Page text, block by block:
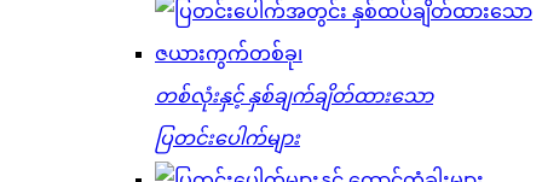
တစ်လုံးနှင့် နှစ်ချက်ချိတ်ထားသော
ပြတင်းပေါက်များ